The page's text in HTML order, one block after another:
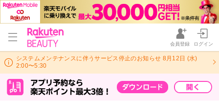
会員登録 ログイン
システムメンテナンスに伴うサービス停止のお知らせ 8月12日 (水)
2:00〜5:30